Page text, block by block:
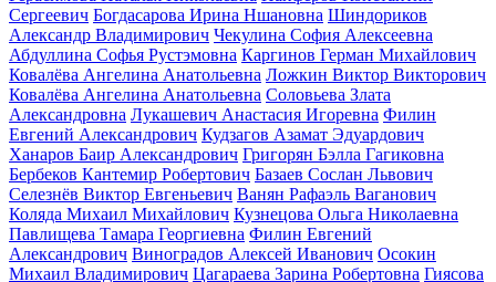
Сергеевич Богдасарова Ирина Ншановна Шиндориков
Александр Владимирович Чекулина София Алексеевна
Абдуллина Софья Рустэмовна Каргинов Герман Михайлович
Ковалёва Ангелина Анатольевна Ложкин Виктор Викторович
Ковалёва Ангелина Анатольевна Соловьева Злата
Александровна Лукашевич Анастасия Игоревна Филин
Евгений Александрович Кудзагов Азамат Эдуардович
Ханаров Баир Александрович Григорян Бэлла Гагиковна
Бербеков Кантемир Робертович Базаев Сослан Львович
Селезнёв Виктор Евгеньевич Ванян Рафаэль Ваганович
Коляда Михаил Михайлович Кузнецова Ольга Николаевна
Павлищева Тамара Георгиевна Филин Евгений
Александрович Виноградов Алексей Иванович Осокин
Михаил Владимирович Цагараева Зарина Робертовна Гиясова